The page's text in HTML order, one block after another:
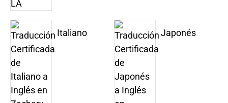
Italiano Japonés